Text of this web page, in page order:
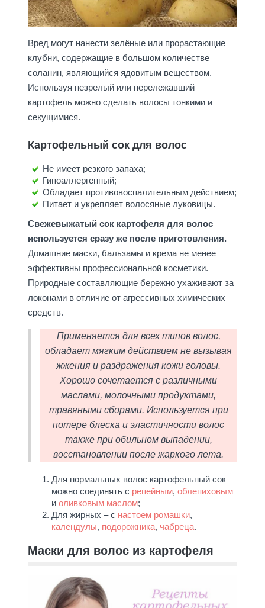
Вред могут нанести зелёные или прорастающие
клубни, содержащие в большом количестве
соланин, являющийся ядовитым веществом.
Используя незрелый или перележавший
картофель можно сделать волосы тонкими и
секущимися.
Картофельный сок для волос
Не имеет резкого запаха;
Гипоаллергенный;
Обладает противовоспалительным действием;
Питает и укрепляет волосяные луковицы.
Свежевыжатый сок картофеля для волос
используется сразу же после приготовления.
Домашние маски, бальзамы и крема не менее
эффективны профессиональной косметики.
Природные составляющие бережно ухаживают за
локонами в отличие от агрессивных химических
средств.
Применяется для всех типов волос,
обладает мягким действием не вызывая
жжения и раздражения кожи головы.
Хорошо сочетается с различными
маслами, молочными продуктами,
травяными сборами. Используется при
потере блеска и эластичности волос
также при обильном выпадении,
восстановлении после жаркого лета.
Для нормальных волос картофельный сок
можно соединять с репейным, облепиховым
и оливковым маслом;
Для жирных – с настоем ромашки,
календулы, подорожника, чабреца.
Маски для волос из картофеля